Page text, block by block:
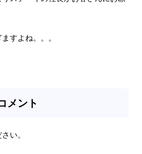
すよね。。。
メント
い。